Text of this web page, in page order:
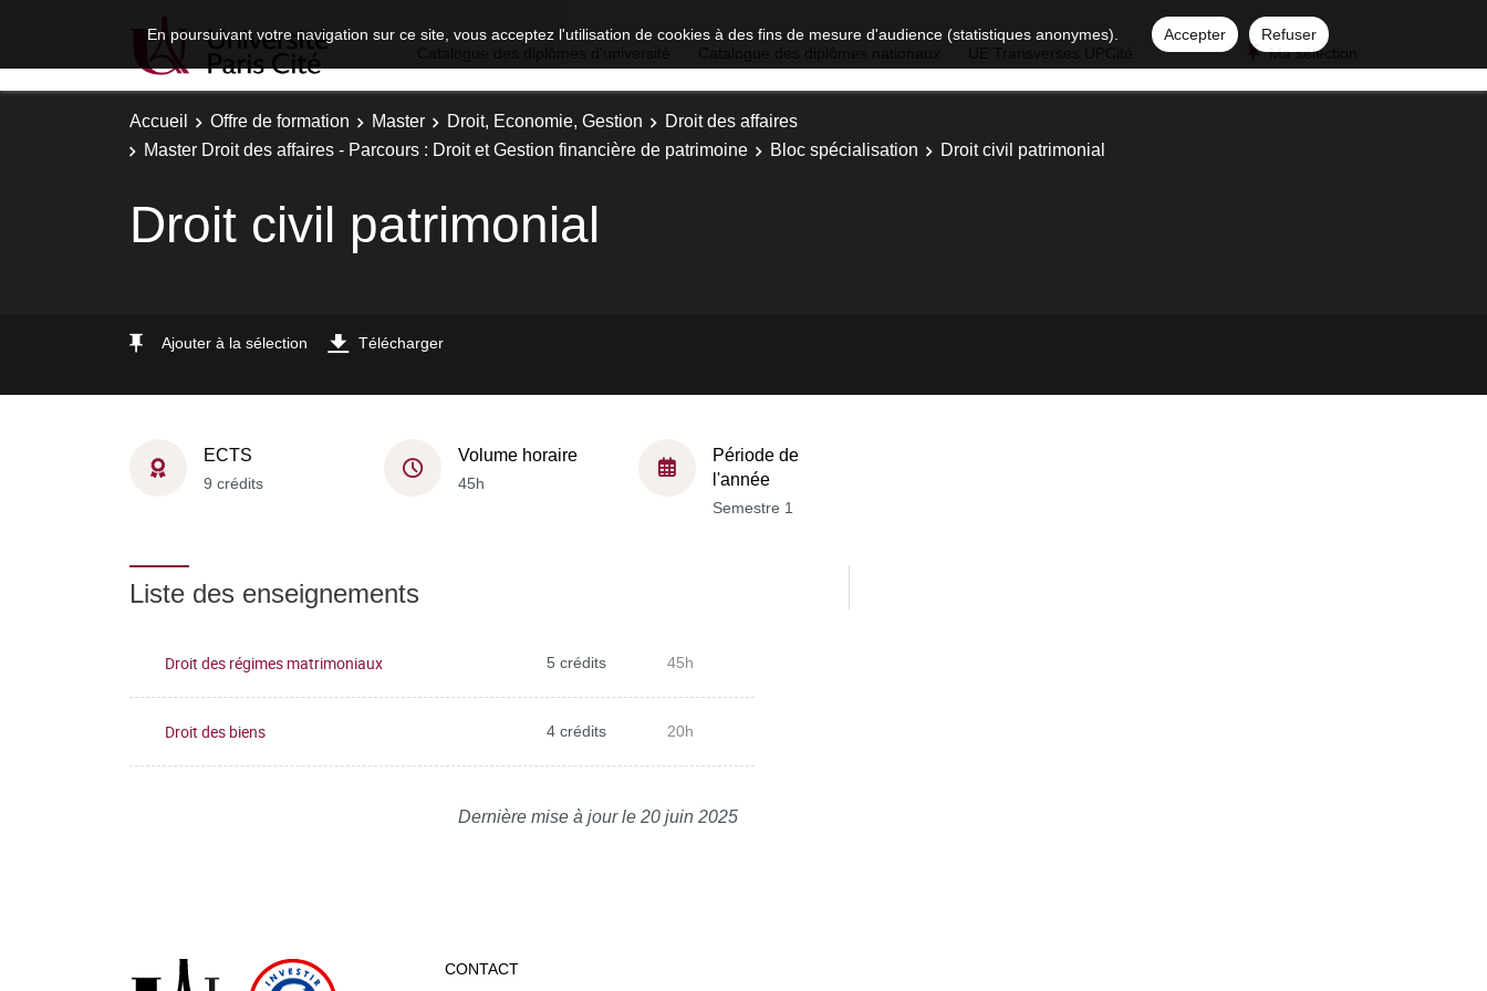
En poursuivant votre navigation sur ce site, vous acceptez l'utilisation de cookies à des fins de mesure d'audience (statistiques anonymes). Accepter
Refuser
Ma sélection
Accueil Offre de formation Master Droit, Economie, Gestion
Droit des affaires
Master Droit des affaires - Parcours : Droit et Gestion financière de patrimoine
Bloc spécialisation Droit civil patrimonial
Droit civil patrimonial
Ajouter à la sélection Télécharger
ECTS
9 crédits
Volume horaire
45h
Période de
l'année
Semestre 1
Liste des enseignements
Droit des régimes matrimoniaux 5 crédits 45h
Droit des biens 4 crédits 20h
Dernière mise à jour le 20 juin 2025
CONTACT